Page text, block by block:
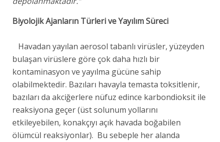
Biyolojik Ajanların Türleri ve Yayılım Süreci
Havadan yayılan aerosol tabanlı virüsler, yüzeyden
bulaşan virüslere göre çok daha hızlı bir
kontaminasyon ve yayılma gücüne sahip
olabilmektedir. Bazıları havayla temasta toksitlenir,
bazıları da akciğerlere nüfuz edince karbondioksit ile
reaksiyona geçer (üst solunum yollarını
etkileyebilen, konakçıyı açık havada boğabilen
ölümcül reaksiyonlar). Bu sebeple her alanda